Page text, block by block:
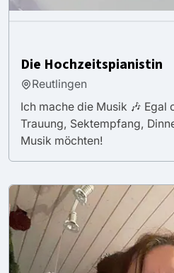
Die Hochzeitspianistin
Reutlingen
Ich mache die Musik 🎶 Egal
Trauung, Sektempfang,
Musik möchten!